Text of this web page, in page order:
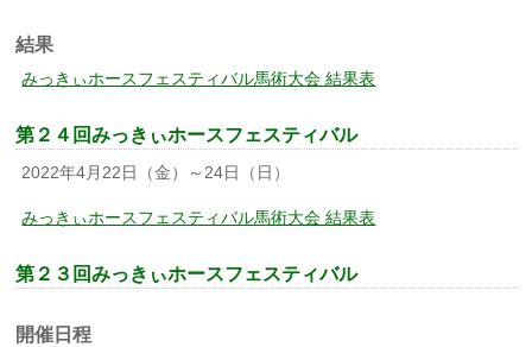
結果
みっきぃホースフェスティバル馬術大会 結果表
第２４回みっきぃホースフェスティバル
2022年4月22日（金）～24日（日）
みっきぃホースフェスティバル馬術大会 結果表
第２３回みっきぃホースフェスティバル
開催日程